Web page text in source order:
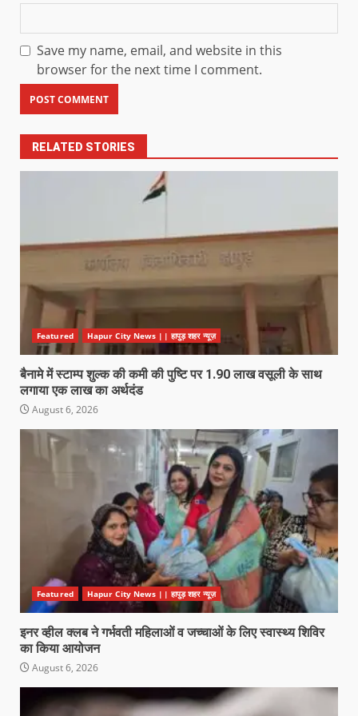
Save my name, email, and website in this
browser for the next time I comment.
RELATED STORIES
Featured Hapur City News || हापुड़ शहर न्यूज़
बैनामे में स्टाम्प शुल्क की कमी की पुष्टि पर 1.90 लाख वसूली के साथ
लगाया एक लाख का अर्थदंड
August 6, 2026
Featured Hapur City News || हापुड़ शहर न्यूज़
इनर व्हील क्लब ने गर्भवती महिलाओं व जच्चाओं के लिए स्वास्थ्य शिविर
का किया आयोजन
August 6, 2026